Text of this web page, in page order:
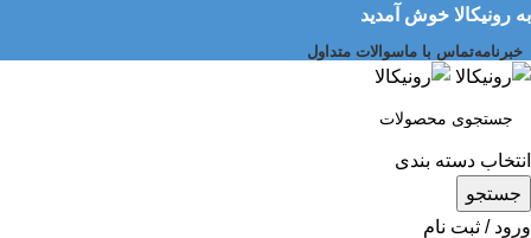
به رونیکالا خوش آمدید
خبرنامهتماس با ماسوالات متداول
انتخاب دسته بندی
جستجو
ورود / ثبت نام